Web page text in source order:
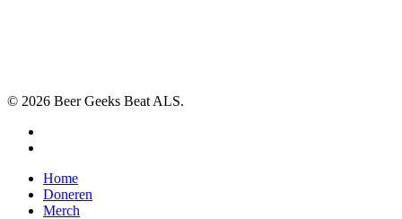
© 2026 Beer Geeks Beat ALS.
Close
Menu
Home
Doneren
Merch